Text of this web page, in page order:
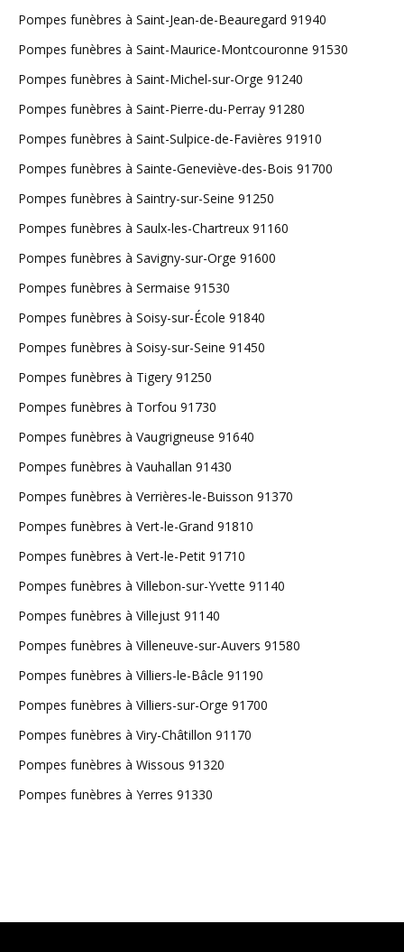
Pompes funèbres à Saint-Jean-de-Beauregard 91940
Pompes funèbres à Saint-Maurice-Montcouronne 91530
Pompes funèbres à Saint-Michel-sur-Orge 91240
Pompes funèbres à Saint-Pierre-du-Perray 91280
Pompes funèbres à Saint-Sulpice-de-Favières 91910
Pompes funèbres à Sainte-Geneviève-des-Bois 91700
Pompes funèbres à Saintry-sur-Seine 91250
Pompes funèbres à Saulx-les-Chartreux 91160
Pompes funèbres à Savigny-sur-Orge 91600
Pompes funèbres à Sermaise 91530
Pompes funèbres à Soisy-sur-École 91840
Pompes funèbres à Soisy-sur-Seine 91450
Pompes funèbres à Tigery 91250
Pompes funèbres à Torfou 91730
Pompes funèbres à Vaugrigneuse 91640
Pompes funèbres à Vauhallan 91430
Pompes funèbres à Verrières-le-Buisson 91370
Pompes funèbres à Vert-le-Grand 91810
Pompes funèbres à Vert-le-Petit 91710
Pompes funèbres à Villebon-sur-Yvette 91140
Pompes funèbres à Villejust 91140
Pompes funèbres à Villeneuve-sur-Auvers 91580
Pompes funèbres à Villiers-le-Bâcle 91190
Pompes funèbres à Villiers-sur-Orge 91700
Pompes funèbres à Viry-Châtillon 91170
Pompes funèbres à Wissous 91320
Pompes funèbres à Yerres 91330